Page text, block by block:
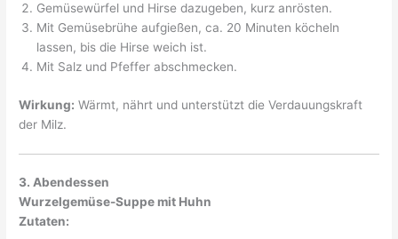
Gemüsewürfel und Hirse dazugeben, kurz anrösten.
Mit Gemüsebrühe aufgießen, ca. 20 Minuten köcheln
lassen, bis die Hirse weich ist.
Mit Salz und Pfeffer abschmecken.
Wirkung: Wärmt, nährt und unterstützt die Verdauungskraft
der Milz.
3. Abendessen
Wurzelgemüse-Suppe mit Huhn
Zutaten: